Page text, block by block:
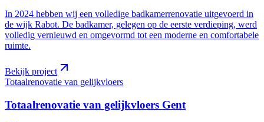
In 2024 hebben wij een volledige badkamerrenovatie uitgevoerd in
de wijk Rabot. De badkamer, gelegen op de eerste verdieping, werd
volledig vernieuwd en omgevormd tot een moderne en comfortabele
ruimte.
Bekijk project
Totaalrenovatie van gelijkvloers
Totaalrenovatie van gelijkvloers Gent